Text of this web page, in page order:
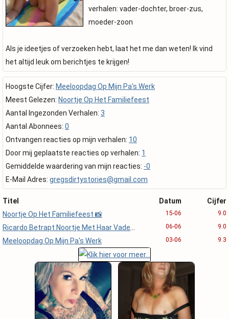
verhalen: vader-dochter, broer-zus,
moeder-zoon
Als je ideetjes of verzoeken hebt, laat het me dan weten! Ik vind
het altijd leuk om berichtjes te krijgen!
Hoogste Cijfer: Meeloopdag Op Mijn Pa's Werk
Meest Gelezen: Noortje Op Het Familiefeest
Aantal Ingezonden Verhalen: 3
Aantal Abonnees: 0
Ontvangen reacties op mijn verhalen: 10
Door mij geplaatste reacties op verhalen: 1
Gemiddelde waardering van mijn reacties: -0
E-Mail Adres: gregsdirtystories@gmail.com
Titel Datum
Cijfer
Noortje Op Het Familiefeest 📸
15-06 9.0
06-06 9.0
Meeloopdag Op Mijn Pa's Werk 03-06 9.3